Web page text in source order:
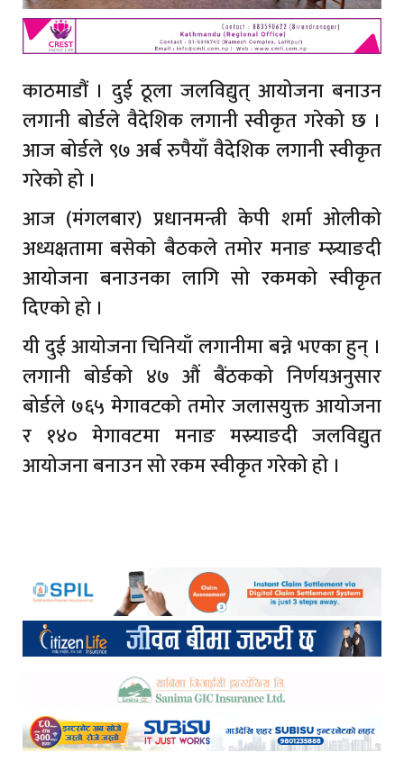
काठमाडौं । दुई ठूला जलविद्युत् आयोजना बनाउन
लगानी बोर्डले वैदेशिक लगानी स्वीकृत गरेको छ ।
आज बोर्डले ९७ अर्ब रुपैयाँ वैदेशिक लगानी स्वीकृत
गरेको हो ।
आज (मंगलबार) प्रधानमन्त्री केपी शर्मा ओलीको
अध्यक्षतामा बसेको बैठकले तमोर मनाङ म्स्र्याङदी
आयोजना बनाउनका लागि सो रकमको स्वीकृत
दिएको हो ।
यी दुई आयोजना चिनियाँ लगानीमा बन्ने भएका हुन् ।
लगानी बोर्डको ४७ औं बैंठकको निर्णयअनुसार
बोर्डले ७६५ मेगावटको तमोर जलासयुक्त आयोजना
र १४० मेगावटमा मनाङ मस्र्याङदी जलविद्युत
आयोजना बनाउन सो रकम स्वीकृत गरेको हो ।